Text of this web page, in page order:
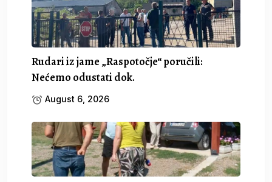
Rudari iz jame „Raspotočje“ poručili:
Nećemo odustati dok.
August 6, 2026